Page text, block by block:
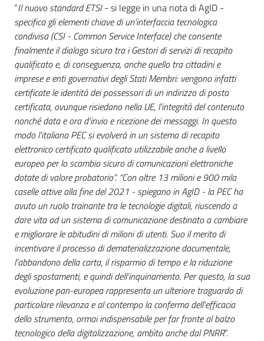
“Il nuovo standard ETSI- si legge in una nota di AgID -
specifica gli elementi chiave di un’interfaccia tecnologica
condivisa (CSI - Common Service Interface) che consente
finalmente il dialogo sicuro tra i Gestori di servizi di recapito
qualificato e, di conseguenza, anche quello tra cittadini e
imprese e enti governativi degli Stati Membri: vengono infatti
certificate le identità dei possessori di un indirizzo di posta
certificata, ovunque risiedano nella UE, l’integrità del contenuto
nonché data e ora d’invio e ricezione dei messaggi. In questo
modo l’italiana PEC si evolverà in un sistema di recapito
elettronico certificato qualificato utilizzabile anche a livello
europeo per lo scambio sicuro di comunicazioni elettroniche
dotate di valore probatorio”. “Con oltre 13 milioni e 900 mila
caselle attive alla fine del 2021 - spiegano in AgID - la PEC ha
avuto un ruolo trainante tra le tecnologie digitali, riuscendo a
dare vita ad un sistema di comunicazione destinato a cambiare
e migliorare le abitudini di milioni di utenti. Suo il merito di
incentivare il processo di dematerializzazione documentale,
l’abbandono della carta, il risparmio di tempo e la riduzione
degli spostamenti, e quindi dell’inquinamento. Per questo, la sua
evoluzione pan-europea rappresenta un ulteriore traguardo di
particolare rilevanza e al contempo la conferma dell'efficacia
dello strumento, ormai indispensabile per far fronte al balzo
tecnologico della digitalizzazione, ambìto anche dal PNRR”.